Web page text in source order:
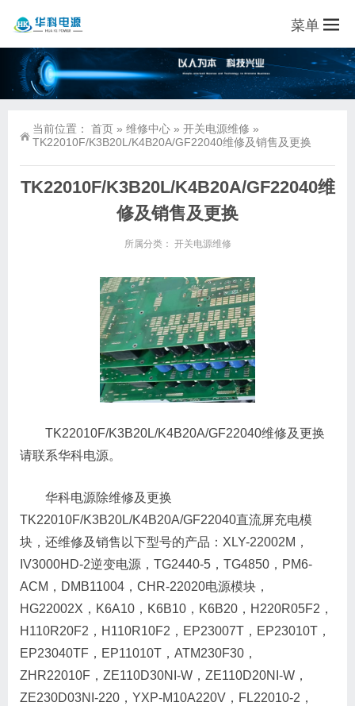
菜单
当前位置： 首页 » 维修中心 » 开关电源维修 »
TK22010F/K3B20L/K4B20A/GF22040维修及销售及更换
TK22010F/K3B20L/K4B20A/GF22040维
修及销售及更换
所属分类： 开关电源维修
TK22010F/K3B20L/K4B20A/GF22040维修及更换
请联系华科电源。
华科电源除维修及更换
TK22010F/K3B20L/K4B20A/GF22040直流屏充电模
块，还维修及销售以下型号的产品：XLY-22002M，
IV3000HD-2逆变电源，TG2440-5，TG4850，PM6-
ACM，DMB11004，CHR-22020电源模块，
HG22002X，K6A10，K6B10，K6B20，H220R05F2，
H110R20F2，H110R10F2，EP23007T，EP23010T，
EP23040TF，EP11010T，ATM230F30，
ZHR22010F，ZE110D30NI-W，ZE110D20NI-W，
ZE230D03NI-220，YXP-M10A220V，FL22010-2，